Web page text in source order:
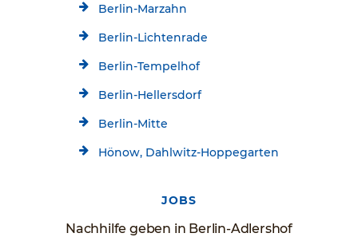
Berlin-Marzahn
Berlin-Lichtenrade
Berlin-Tempelhof
Berlin-Hellersdorf
Berlin-Mitte
Hönow, Dahlwitz-Hoppegarten
JOBS
Nachhilfe geben in Berlin-Adlershof